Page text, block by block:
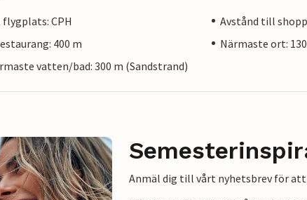
CPH
Avstånd till
400 m
Närmaste ort:
vatten/bad: 300 m (Sandstrand)
Anmäl dig till vårt nyhetsbrev för